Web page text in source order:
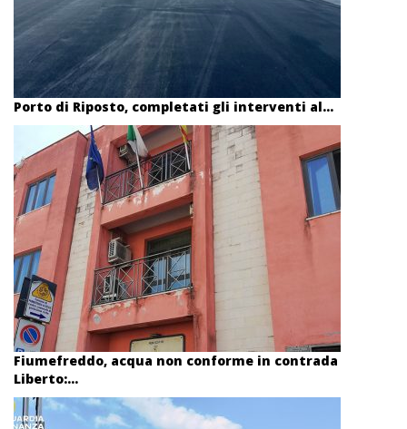
Porto di Riposto, completati gli interventi al...
Fiumefreddo, acqua non conforme in contrada
Liberto:...